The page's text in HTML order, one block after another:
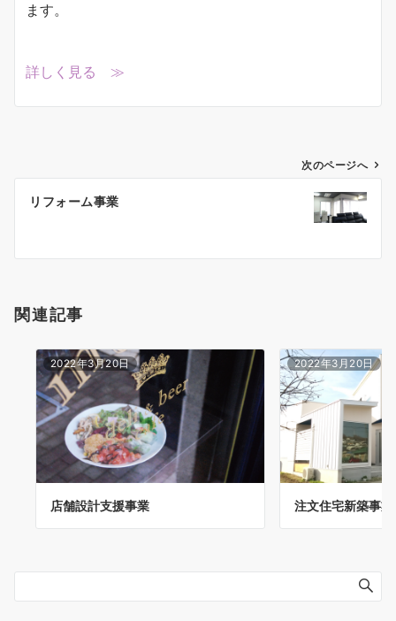
ます。
詳しく見る ≫
稿
ョ
次のページへ
リフォーム事業
関連記事
2022年3月20日
店舗設計支援事業
2022年3月20日
注文住宅新築事業